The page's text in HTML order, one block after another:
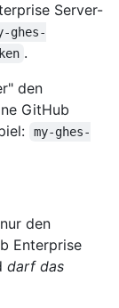
Server-
ghes-
.
den
GitHub
my-ghes-
den
Enterprise
darf das